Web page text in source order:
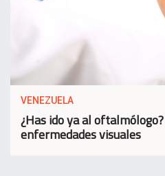
VENEZUELA
¿Has ido ya al
enfermedades visuales